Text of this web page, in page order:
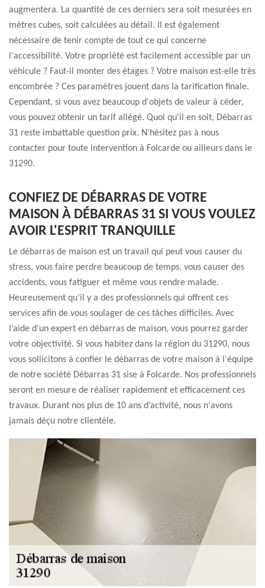
augmentera. La quantité de ces derniers sera soit mesurées en
mètres cubes, soit calculées au détail. Il est également
nécessaire de tenir compte de tout ce qui concerne
l'accessibilité. Votre propriété est facilement accessible par un
véhicule ? Faut-il monter des étages ? Votre maison est-elle très
encombrée ? Ces paramètres jouent dans la tarification finale.
Cependant, si vous avez beaucoup d'objets de valeur à céder,
vous pouvez obtenir un tarif allégé. Quoi qu'il en soit, Débarras
31 reste imbattable question prix. N'hésitez pas à nous
contacter pour toute intervention à Folcarde ou ailleurs dans le
31290.
CONFIEZ DE DÉBARRAS DE VOTRE
MAISON À DÉBARRAS 31 SI VOUS VOULEZ
AVOIR L'ESPRIT TRANQUILLE
Le débarras de maison est un travail qui peut vous causer du
stress, vous faire perdre beaucoup de temps, vous causer des
accidents, vous fatiguer et même vous rendre malade.
Heureusement qu’il y a des professionnels qui offrent ces
services afin de vous soulager de ces tâches difficiles. Avec
l’aide d’un expert en débarras de maison, vous pourrez garder
votre objectivité. Si vous habitez dans la région du 31290, nous
vous sollicitons à confier le débarras de votre maison à l'équipe
de notre société Débarras 31 sise à Folcarde. Nos professionnels
seront en mesure de réaliser rapidement et efficacement ces
travaux. Durant nos plus de 10 ans d’activité, nous n'avons
jamais déçu notre clientèle.